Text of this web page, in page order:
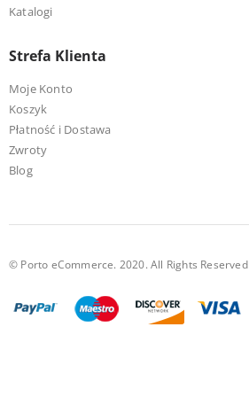
Katalogi
Strefa Klienta
Moje Konto
Koszyk
Płatność i Dostawa
Zwroty
Blog
© Porto eCommerce. 2020. All Rights Reserved